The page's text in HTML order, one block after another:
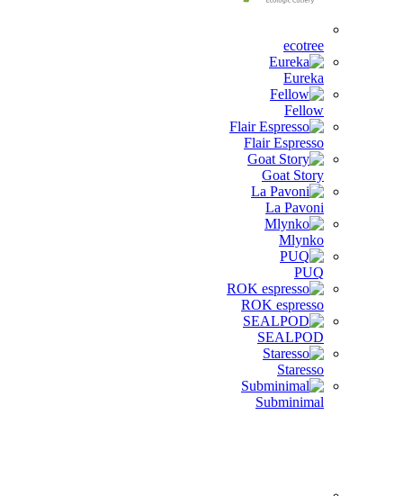
ecotree
Eureka
Fellow
Flair Espresso
Goat Story
La Pavoni
Mlynko
PUQ
ROK espresso
SEALPOD
Staresso
Subminimal